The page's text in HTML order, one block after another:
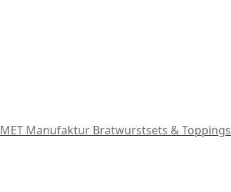
Manufaktur Bratwurstsets & Toppings